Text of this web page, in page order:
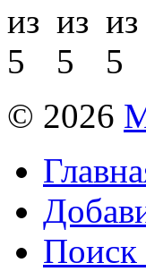
© 2026
Поиск